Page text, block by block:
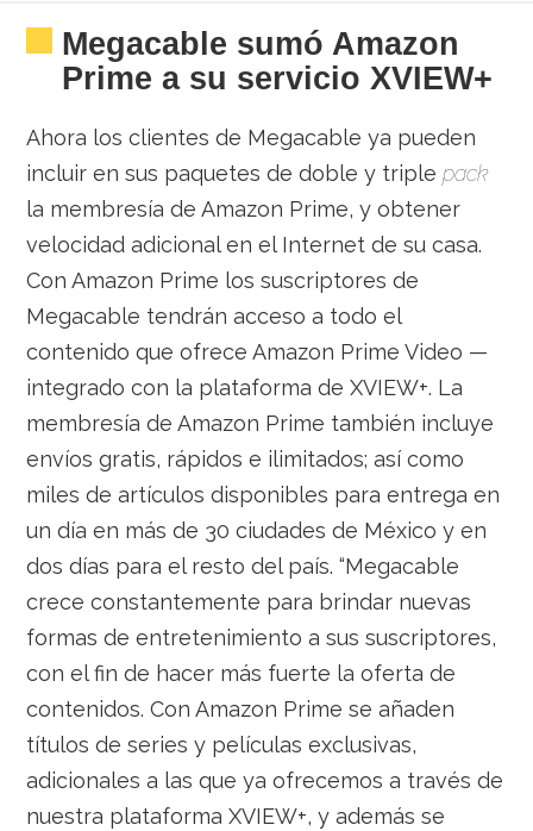
Megacable sumó Amazon
Prime a su servicio XVIEW+
Ahora los clientes de Megacable ya pueden
incluir en sus paquetes de doble y triple pack
la membresía de Amazon Prime, y obtener
velocidad adicional en el Internet de su casa.
Con Amazon Prime los suscriptores de
Megacable tendrán acceso a todo el
contenido que ofrece Amazon Prime Video —
integrado con la plataforma de XVIEW+. La
membresía de Amazon Prime también incluye
envíos gratis, rápidos e ilimitados; así como
miles de artículos disponibles para entrega en
un día en más de 30 ciudades de México y en
dos días para el resto del país. “Megacable
crece constantemente para brindar nuevas
formas de entretenimiento a sus suscriptores,
con el fin de hacer más fuerte la oferta de
contenidos. Con Amazon Prime se añaden
títulos de series y películas exclusivas,
adicionales a las que ya ofrecemos a través de
nuestra plataforma XVIEW+, y además se